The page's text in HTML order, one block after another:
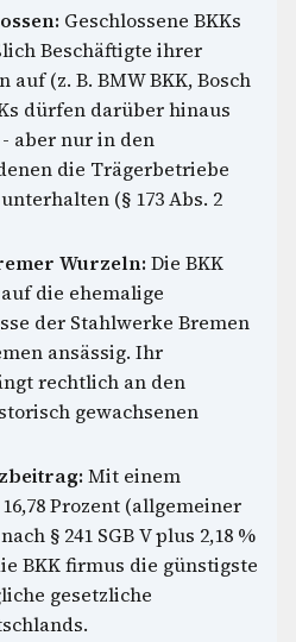
Geschlossene BKKs
Beschäftigte ihrer
(z. B. BMW BKK, Bosch
dürfen darüber hinaus
aber nur in den
die Trägerbetriebe
(§ 173 Abs. 2
Wurzeln: Die BKK
die ehemalige
der Stahlwerke Bremen
ansässig. Ihr
rechtlich an den
gewachsenen
Mit einem
Prozent (allgemeiner
§ 241 SGB V plus 2,18 %
BKK firmus die günstigste
gesetzliche